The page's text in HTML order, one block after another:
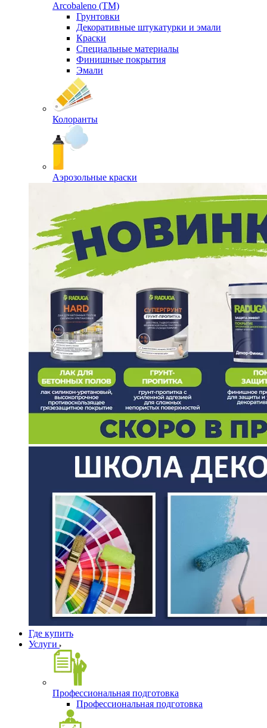
Arcobaleno (ТМ)
Грунтовки
Декоративные штукатурки и эмали
Краски
Специальные материалы
Финишные покрытия
Эмали
Колоранты
Аэрозольные краски
Где купить
Услуги
Профессиональная подготовка
Профессиональная подготовка